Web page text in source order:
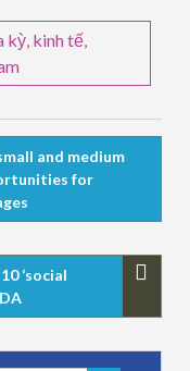
kỳ, kinh tế,
and medium
for
‘social